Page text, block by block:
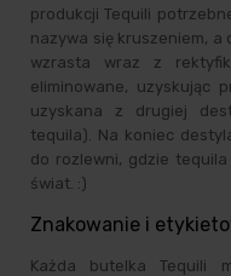
produkcji Tequili
nazywa się kruszeniem,
wzrasta wraz z
eliminowane, uzyskując
uzyskana z drugiej
tequila). Na koniec
do rozlewni, gdzie
świat. :)
Znakowanie i
Każda butelka Tequili